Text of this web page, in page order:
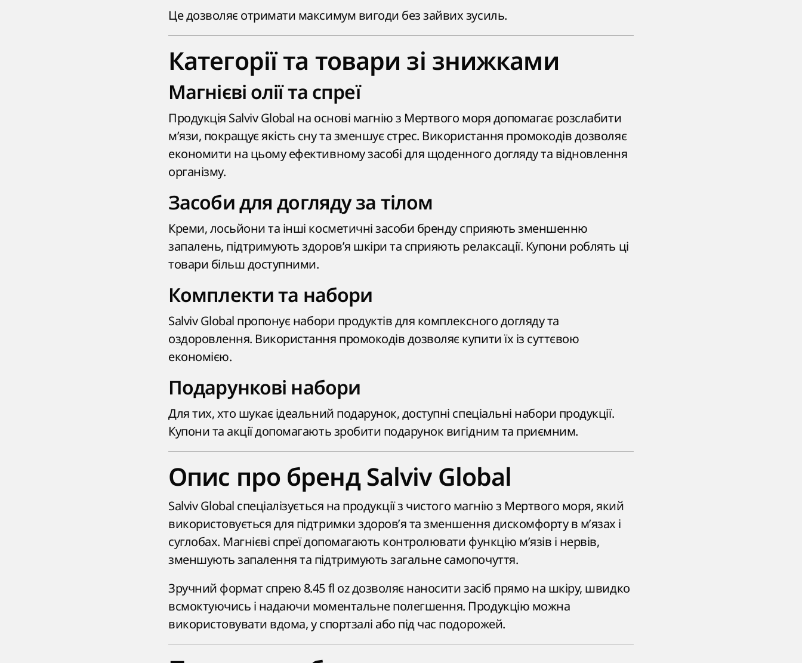
Це дозволяє отримати максимум вигоди без зайвих зусиль.
Категорії та товари зі знижками
Магнієві олії та спреї
Продукція Salviv Global на основі магнію з Мертвого моря допомагає розслабити
м’язи, покращує якість сну та зменшує стрес. Використання промокодів дозволяє
економити на цьому ефективному засобі для щоденного догляду та відновлення
організму.
Засоби для догляду за тілом
Креми, лосьйони та інші косметичні засоби бренду сприяють зменшенню
запалень, підтримують здоров’я шкіри та сприяють релаксації. Купони роблять ці
товари більш доступними.
Комплекти та набори
Salviv Global пропонує набори продуктів для комплексного догляду та
оздоровлення. Використання промокодів дозволяє купити їх із суттєвою
економією.
Подарункові набори
Для тих, хто шукає ідеальний подарунок, доступні спеціальні набори продукції.
Купони та акції допомагають зробити подарунок вигідним та приємним.
Опис про бренд Salviv Global
Salviv Global спеціалізується на продукції з чистого магнію з Мертвого моря, який
використовується для підтримки здоров’я та зменшення дискомфорту в м’язах і
суглобах. Магнієві спреї допомагають контролювати функцію м’язів і нервів,
зменшують запалення та підтримують загальне самопочуття.
Зручний формат спрею 8.45 fl oz дозволяє наносити засіб прямо на шкіру, швидко
всмоктуючись і надаючи моментальне полегшення. Продукцію можна
використовувати вдома, у спортзалі або під час подорожей.